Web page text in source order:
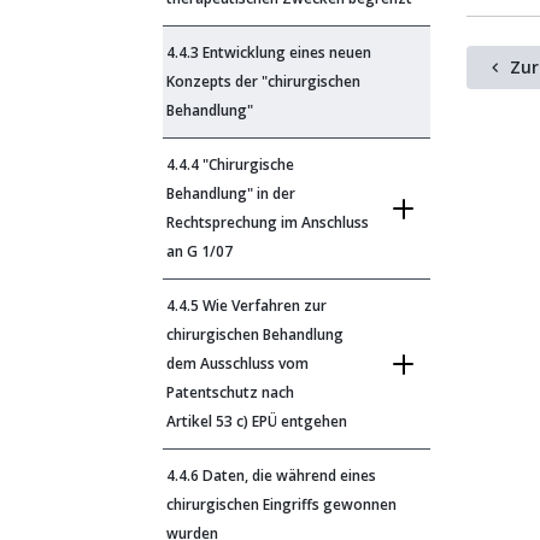
4.4.3 Entwicklung eines neuen
Konzepts der "chirurgischen
Behandlung"
4.4.4 "Chirurgische
Behandlung" in der
Rechtsprechung im Anschluss
an G 1/07
4.4.5 Wie Verfahren zur
chirurgischen Behandlung
dem Ausschluss vom
Patentschutz nach
Artikel 53 c) EPÜ entgehen
4.4.6 Daten, die während eines
chirurgischen Eingriffs gewonnen
wurden